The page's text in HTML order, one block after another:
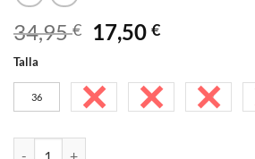
34,95€
El
precio
era:
34,95 €.
17,50€El
es:
17,50 €.
Talla
36 37 38 39